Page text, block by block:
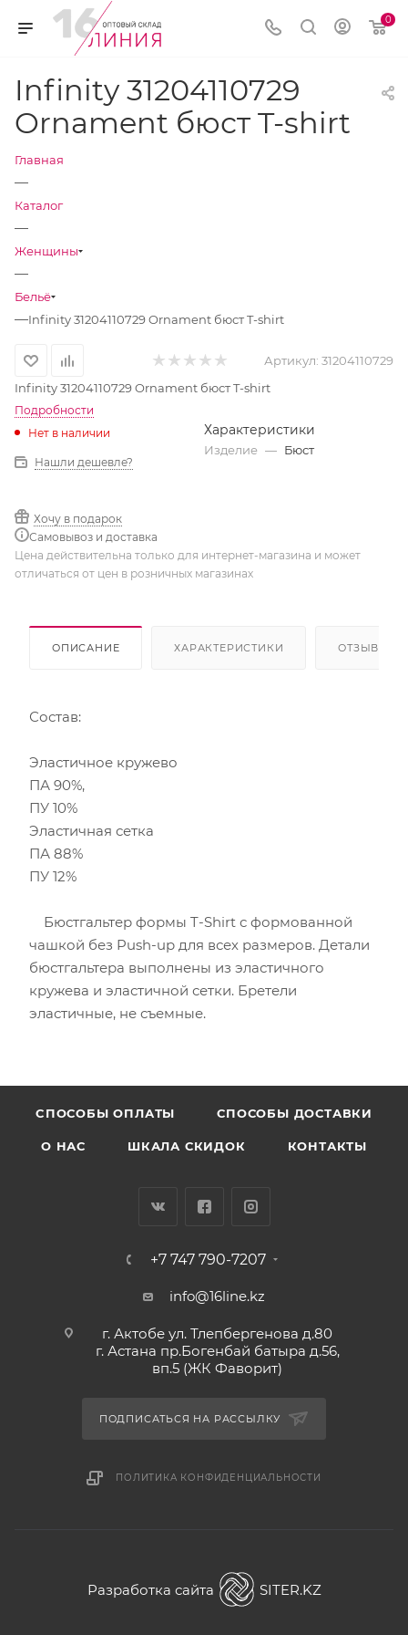
0
Infinity 31204110729
Ornament бюст T-shirt
Главная
—
Каталог
—
Женщины
—
Бельё
—Infinity 31204110729 Ornament бюст T-shirt
Артикул: 31204110729
Infinity 31204110729 Ornament бюст T-shirt
Подробности
Нет в наличии
Нашли дешевле?
Хочу в подарок
Самовывоз и доставка
Характеристики
Изделие — Бюст
Цена действительна только для интернет-магазина и может
отличаться от цен в розничных магазинах
ОПИСАНИЕ ХАРАКТЕРИСТИКИ ОТЗЫВЫ
Состав:
Эластичное кружево
ПА 90%,
ПУ 10%
Эластичная сетка
ПА 88%
ПУ 12%
Бюстгальтер формы T-Shirt с формованной
чашкой без Push-uр для всех размеров. Детали
бюстгальтера выполнены из эластичного
кружева и эластичной сетки. Бретели
эластичные, не съемные.
CПОСОБЫ ОПЛАТЫ СПОСОБЫ ДОСТАВКИ
О НАС ШКАЛА СКИДОК КОНТАКТЫ
+7 747 790-7207
info@16line.kz
г. Актобе ул. Тлепбергенова д.80
г. Астана пр.Богенбай батыра д.56,
вп.5 (ЖК Фаворит)
ПОДПИСАТЬСЯ НА РАССЫЛКУ
ПОЛИТИКА КОНФИДЕНЦИАЛЬНОСТИ
Разработка сайта SITER.KZ